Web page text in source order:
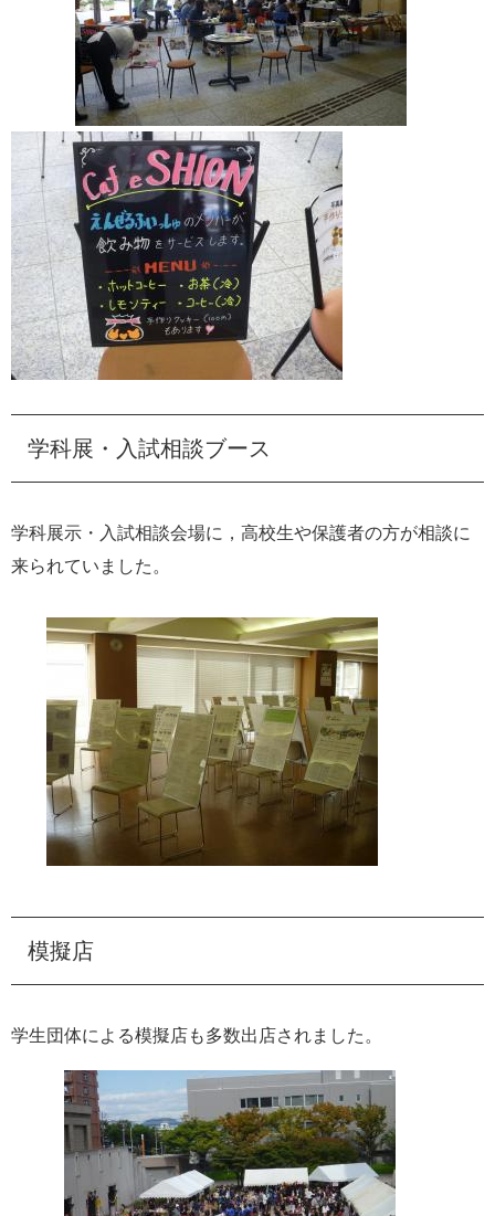
学科展・入試相談ブース
学科展示・入試相談会場に，高校生や保護者の方が相談に
来られていました。
模擬店
学生団体による模擬店も多数出店されました。